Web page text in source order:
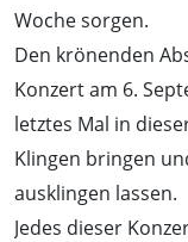
Woche sorgen.
Den krönenden
Konzert am 6.
letztes Mal in
Klingen bringen
ausklingen lassen.
Jedes dieser